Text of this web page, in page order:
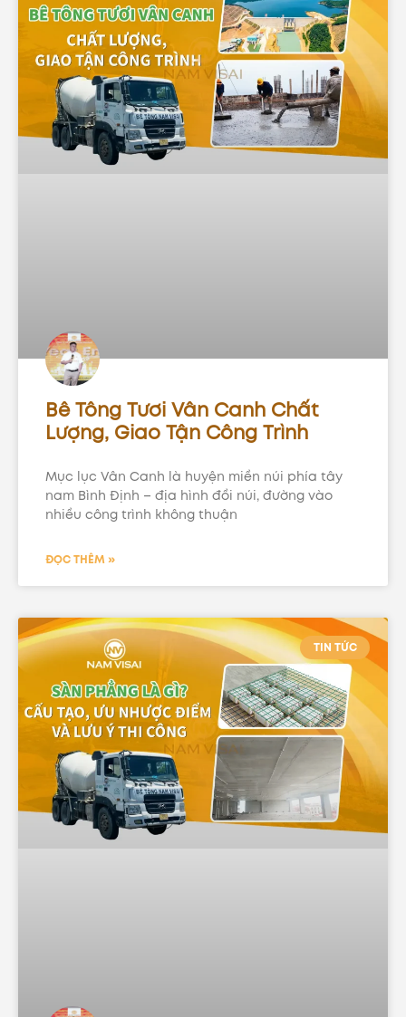
Bê Tông Tươi Vân Canh Chất
Lượng, Giao Tận Công Trình
Mục lục Vân Canh là huyện miền núi phía tây
nam Bình Định – địa hình đồi núi, đường vào
nhiều công trình không thuận
ĐỌC THÊM »
TIN TỨC